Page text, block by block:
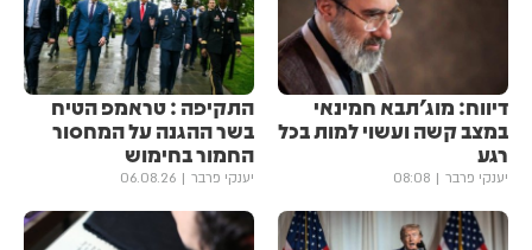
דיווח: מוג'תבא חמינאי
במצב קשה ועשוי למות בכל
רגע
יענקי פרבר 08:08
התקיפה : טראמפ הטיח
בשר ההגנה על המחסור
החמור בחימוש
יענקי פרבר 06.08.26